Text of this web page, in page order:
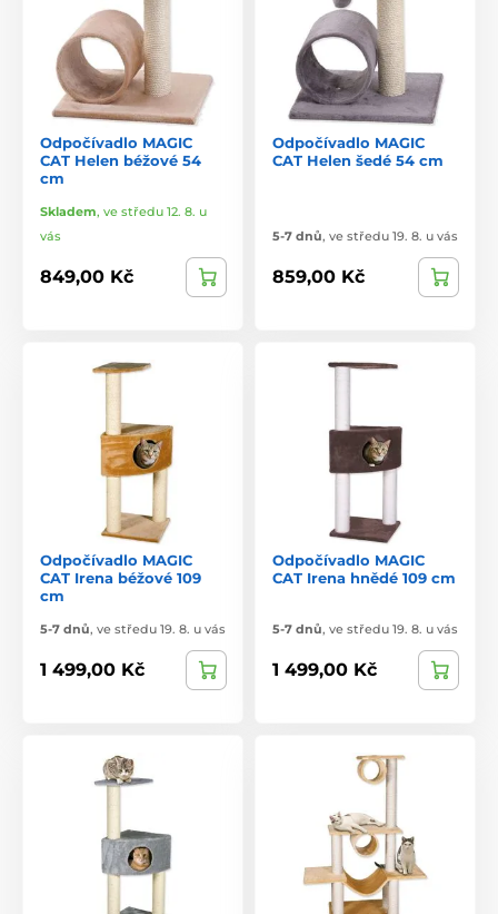
Odpočívadlo MAGIC
CAT Helen béžové 54
cm
Skladem, ve středu 12. 8. u
vás
849,00 Kč
Odpočívadlo MAGIC
CAT Helen šedé 54 cm
5-7 dnů, ve středu 19. 8. u vás
859,00 Kč
Odpočívadlo MAGIC
CAT Irena béžové 109
cm
5-7 dnů, ve středu 19. 8. u vás
1 499,00 Kč
Odpočívadlo MAGIC
CAT Irena hnědé 109 cm
5-7 dnů, ve středu 19. 8. u vás
1 499,00 Kč